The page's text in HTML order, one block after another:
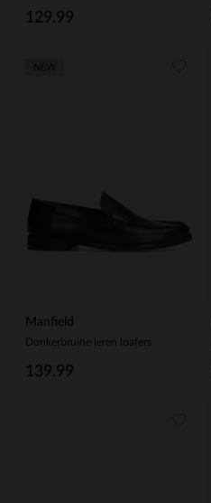
129.99
Manfield
Donkerbruine leren loafers
139.99